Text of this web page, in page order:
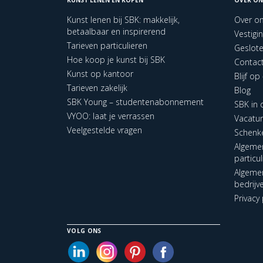
Kunst lenen bij SBK: makkelijk,
betaalbaar en inspirerend
Tarieven particulieren
Hoe koop je kunst bij SBK
Kunst op kantoor
Tarieven zakelijk
SBK Young – studentenabonnement
VYOO: laat je verrassen
Veelgestelde vragen
Over
Blijf op
Blog
SBK in
VOLG ONS